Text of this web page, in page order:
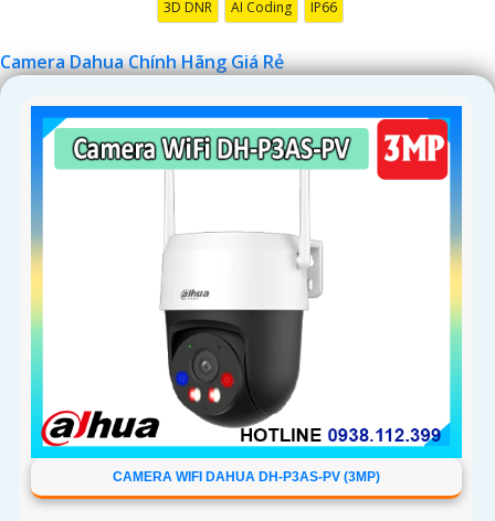
3D DNR AI Coding IP66
Camera Dahua Chính Hãng Giá Rẻ
CAMERA WIFI DAHUA DH-P3AS-PV (3MP)